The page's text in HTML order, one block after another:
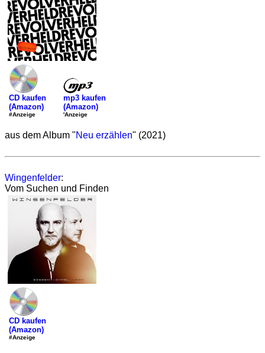
CD kaufen
(Amazon)
#Anzeige
mp3 kaufen
(Amazon)
'Anzeige
aus dem Album "Neu erzählen" (2021)
Wingenfelder:
Vom Suchen und Finden
CD kaufen
(Amazon)
#Anzeige